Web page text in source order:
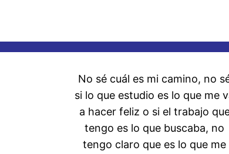
No sé cuál es mi camino, no
si lo que estudio es lo que me
a hacer feliz o si el trabajo
tengo es lo que buscaba, no
tengo claro que es lo que me